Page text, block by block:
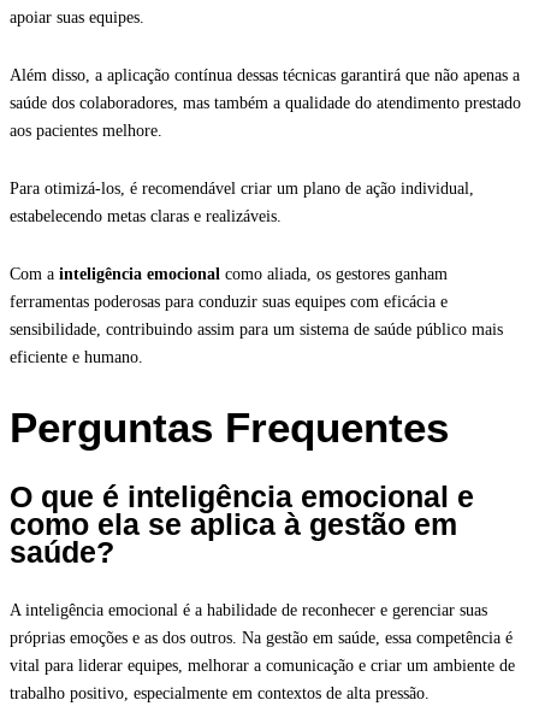
apoiar suas equipes.
Além disso, a aplicação contínua dessas técnicas garantirá que não apenas a
saúde dos colaboradores, mas também a qualidade do atendimento prestado
aos pacientes melhore.
Para otimizá-los, é recomendável criar um plano de ação individual,
estabelecendo metas claras e realizáveis.
Com a inteligência emocional como aliada, os gestores ganham
ferramentas poderosas para conduzir suas equipes com eficácia e
sensibilidade, contribuindo assim para um sistema de saúde público mais
eficiente e humano.
Perguntas Frequentes
O que é inteligência emocional e
como ela se aplica à gestão em
saúde?
A inteligência emocional é a habilidade de reconhecer e gerenciar suas
próprias emoções e as dos outros. Na gestão em saúde, essa competência é
vital para liderar equipes, melhorar a comunicação e criar um ambiente de
trabalho positivo, especialmente em contextos de alta pressão.